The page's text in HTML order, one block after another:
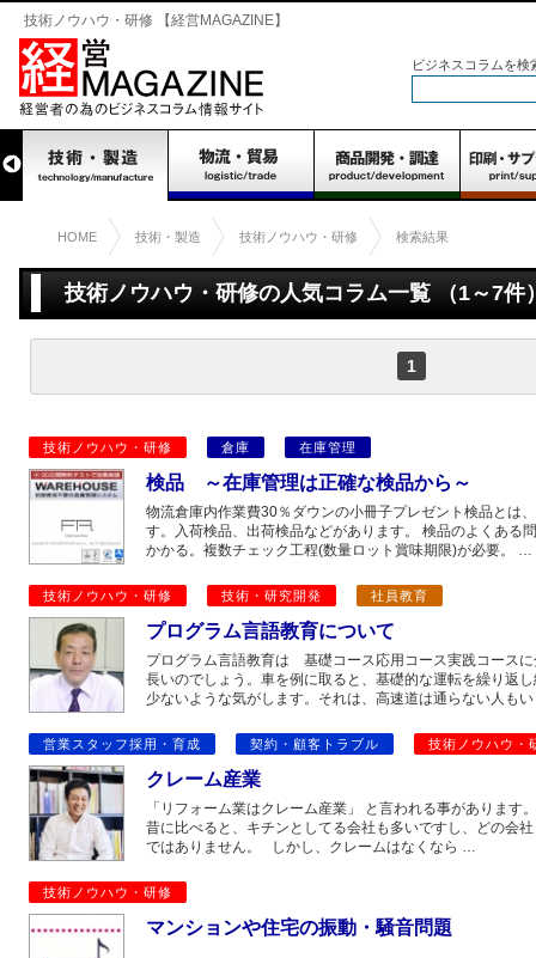
技術ノウハウ・研修 【経営MAGAZINE】
ビジネスコラムを検
HOME 技術・製造 技術ノウハウ・研修 検索結果
技術ノウハウ・研修の人気コラム一覧 （1～7件
1
技術ノウハウ・研修 倉庫 在庫管理
検品 ～在庫管理は正確な検品から～
物流倉庫内作業費30％ダウンの小冊子プレゼント検品とは
す。入荷検品、出荷検品などがあります。 検品のよくある
かかる。複数チェック工程(数量ロット賞味期限)が必要。 …
技術ノウハウ・研修 技術・研究開発 社員教育
プログラム言語教育について
プログラム言語教育は 基礎コース応用コース実践コース
長いのでしょう。車を例に取ると、基礎的な運転を繰り返
少ないような気がします。それは、高速道は通らない人も
営業スタッフ採用・育成 契約・顧客トラブル 技術ノウハウ・
クレーム産業
「リフォーム業はクレーム産業」 と言われる事があります
昔に比べると、キチンとしてる会社も多いですし、どの会
ではありません。 しかし、クレームはなくなら …
技術ノウハウ・研修
マンションや住宅の振動・騒音問題